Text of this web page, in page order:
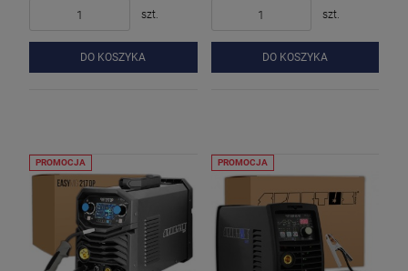
szt.
DO KOSZYKA
szt.
DO KOSZYKA
PROMOCJA PROMOCJA